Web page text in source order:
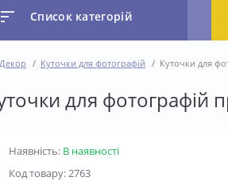
Список категорій
Декор Куточки для фотографій Куточки для
для фотографій
Наявність: В наявності
Код товару: 2763